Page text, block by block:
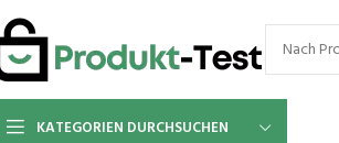
KATEGORIEN DURCHSUCHEN